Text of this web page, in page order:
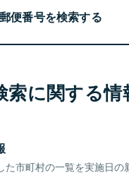
便番号を検索する
索に関する情
た市町村の一覧を実施日の